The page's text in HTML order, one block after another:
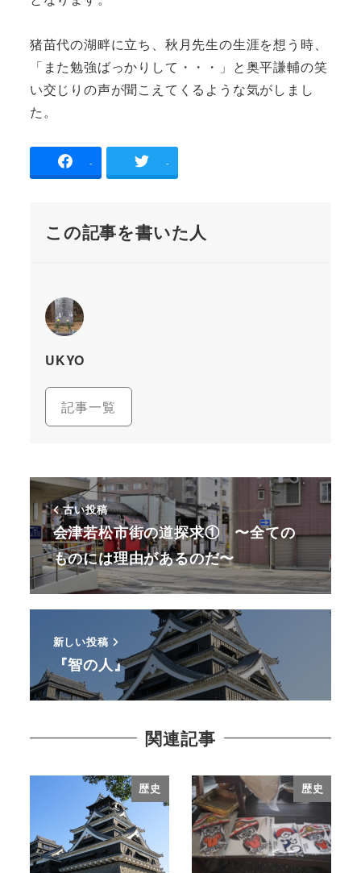
猪苗代の湖畔に立ち、秋月先生の生涯を想う時、
「また勉強ばっかりして・・・」と奥平謙輔の笑
い交じりの声が聞こえてくるような気がしまし
た。
- -
この記事を書いた人
UKYO
記事一覧
古い投稿
会津若松市街の道探求① 〜全ての
ものには理由があるのだ〜
新しい投稿
『智の人』
関連記事
歴史 歴史